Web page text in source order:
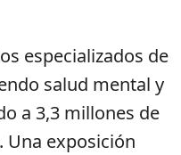
especializados de
salud mental y
a 3,3 millones de
Una exposición